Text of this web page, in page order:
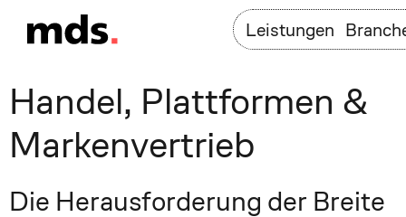
Leistungen
Handel, Plattformen &
Markenvertrieb
Die Herausforderung der Breite